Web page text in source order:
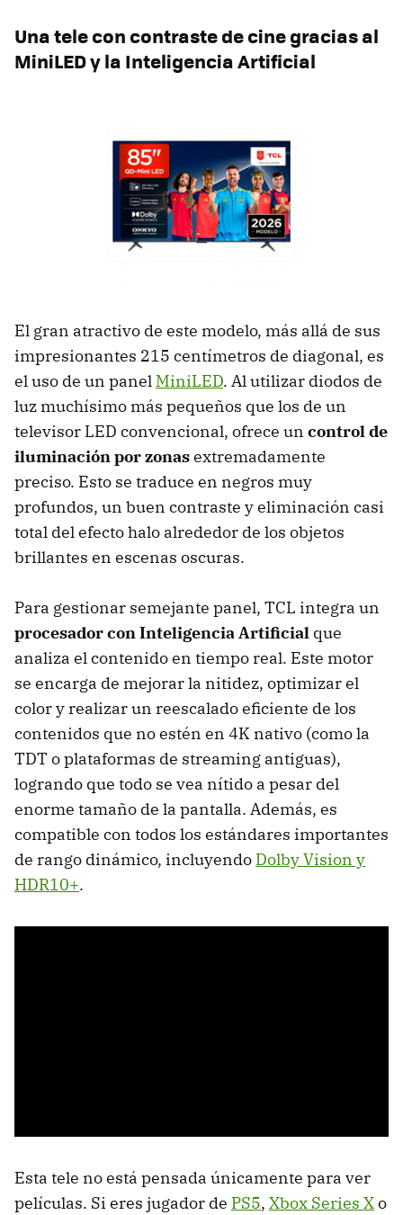
Una tele con contraste de cine gracias al
MiniLED y la Inteligencia Artificial
El gran atractivo de este modelo, más allá de sus
impresionantes 215 centímetros de diagonal, es
el uso de un panel MiniLED. Al utilizar diodos de
luz muchísimo más pequeños que los de un
televisor LED convencional, ofrece un control de
iluminación por zonasextremadamente
preciso. Esto se traduce en negros muy
profundos, un buen contraste y eliminación casi
total del efecto halo alrededor de los objetos
brillantes en escenas oscuras.
Para gestionar semejante panel, TCL integra un
procesador con Inteligencia Artificial que
analiza el contenido en tiempo real. Este motor
se encarga de mejorar la nitidez, optimizar el
color y realizar un reescalado eficiente de los
contenidos que no estén en 4K nativo (como la
TDT o plataformas de streaming antiguas),
logrando que todo se vea nítido a pesar del
enorme tamaño de la pantalla. Además, es
compatible con todos los estándares importantes
de rango dinámico, incluyendo Dolby Vision y
HDR10+.
Esta tele no está pensada únicamente para ver
películas. Si eres jugador de PS5, Xbox Series Xo